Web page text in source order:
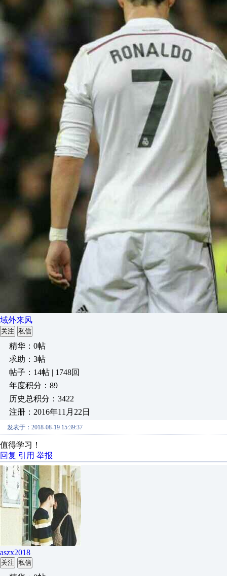
域外来风
关注 私信
精华：0帖
求助：3帖
帖子：14帖 | 1748回
年度积分：89
历史总积分：3422
注册：2016年11月22日
发表于：2018-08-19 15:39:37
值得学习！
回复 引用 举报
aszx2018
关注 私信